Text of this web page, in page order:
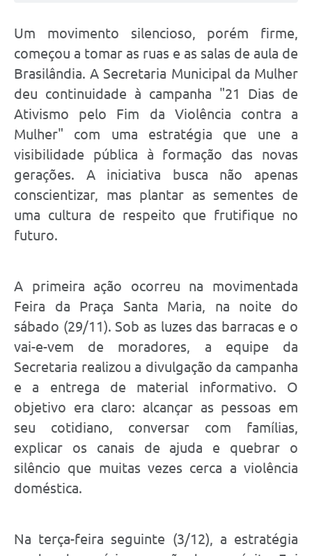
Um movimento silencioso, porém firme,
começou a tomar as ruas e as salas de aula de
Brasilândia. A Secretaria Municipal da Mulher
deu continuidade à campanha "21 Dias de
Ativismo pelo Fim da Violência contra a
Mulher" com uma estratégia que une a
visibilidade pública à formação das novas
gerações. A iniciativa busca não apenas
conscientizar, mas plantar as sementes de
uma cultura de respeito que frutifique no
futuro.
A primeira ação ocorreu na movimentada
Feira da Praça Santa Maria, na noite do
sábado (29/11). Sob as luzes das barracas e o
vai-e-vem de moradores, a equipe da
Secretaria realizou a divulgação da campanha
e a entrega de material informativo. O
objetivo era claro: alcançar as pessoas em
seu cotidiano, conversar com famílias,
explicar os canais de ajuda e quebrar o
silêncio que muitas vezes cerca a violência
doméstica.
Na terça-feira seguinte (3/12), a estratégia